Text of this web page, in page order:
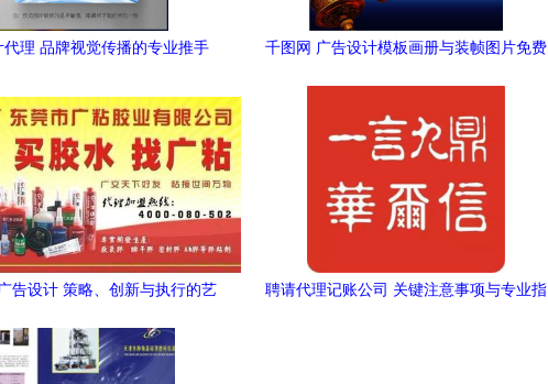
代理 品牌视觉传播的专业推手
千图网 广告设计模板画册与装帧图片免费
告设计 策略、创新与执行的艺
聘请代理记账公司 关键注意事项与专业指